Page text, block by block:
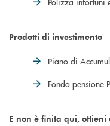
Prodotti di investimento
Piano di
Fondo pensione
E non è finita qui, ottieni